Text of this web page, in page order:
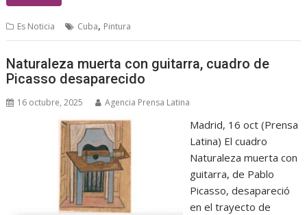
Es Noticia Cuba, Pintura
Naturaleza muerta con guitarra, cuadro de
Picasso desaparecido
16 octubre, 2025 Agencia Prensa Latina
Madrid, 16 oct (Prensa
Latina) El cuadro
Naturaleza muerta con
guitarra, de Pablo
Picasso, desapareció
en el trayecto de